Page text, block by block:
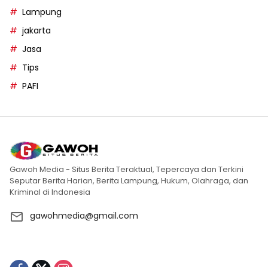
Lampung
jakarta
Jasa
Tips
PAFI
Gawoh Media - Situs Berita Teraktual, Tepercaya dan Terkini
Seputar Berita Harian, Berita Lampung, Hukum, Olahraga, dan
Kriminal di Indonesia
gawohmedia@gmail.com